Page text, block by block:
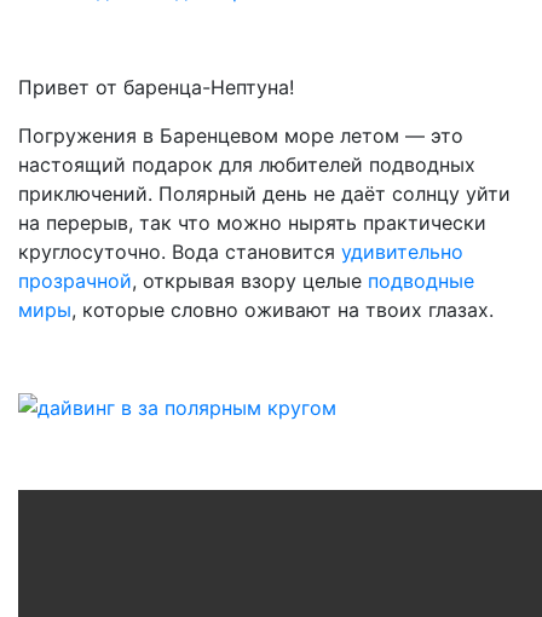
Привет от баренца-Нептуна!
Погружения в Баренцевом море летом — это
настоящий подарок для любителей подводных
приключений. Полярный день не даёт солнцу уйти
на перерыв, так что можно нырять практически
круглосуточно. Вода становится удивительно
прозрачной, открывая взору целые подводные
миры, которые словно оживают на твоих глазах.